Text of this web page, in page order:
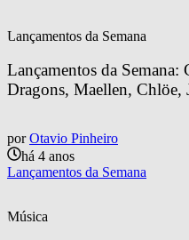
Lançamentos da Semana
Lançamentos da
Dragons, Maellen, Chlöe,
por Otavio Pinheiro
há 4 anos
Lançamentos da Semana
Música